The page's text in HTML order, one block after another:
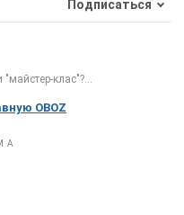
Подписаться
клас"?...
OBOZ